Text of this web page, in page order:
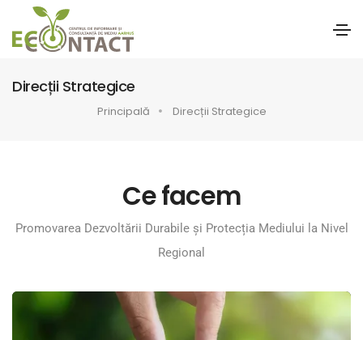
Direcții Strategice
Principală Direcții Strategice
Ce facem
Promovarea Dezvoltării Durabile și Protecția Mediului la Nivel
Regional